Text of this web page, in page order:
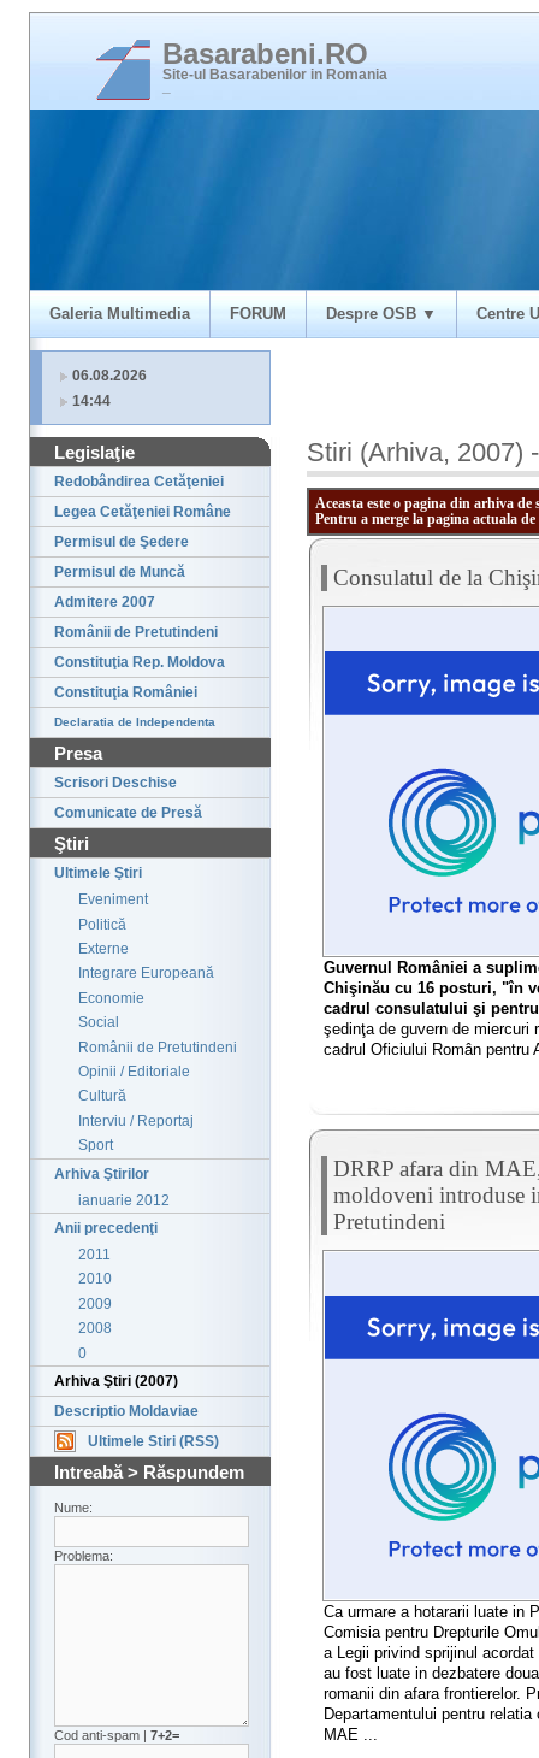
Basarabeni.RO
Site-ul Basarabenilor in Romania
Galeria Multimedia FORUM Despre OSB ▼ Centre
06.08.2026
14:44
Legislaţie
Redobândirea Cetăţeniei
Legea Cetăţeniei Române
Permisul de Şedere
Permisul de Muncă
Admitere 2007
Românii de Pretutindeni
Constituţia Rep. Moldova
Constituţia României
Declaratia de Independenta
Presa
Scrisori Deschise
Comunicate de Presă
Ştiri
Ultimele Ştiri
Eveniment
Politică
Externe
Integrare Europeană
Economie
Social
Românii de Pretutindeni
Opinii / Editoriale
Cultură
Interviu / Reportaj
Sport
Arhiva Ştirilor
ianuarie 2012
Anii precedenţi
2011
2010
2009
2008
0
Arhiva Ştiri (2007)
Descriptio Moldaviae
Ultimele Stiri (RSS)
Intreabă > Răspundem
Nume:
Problema:
Cod anti-spam | 7+2=
Stiri (Arhiva, 2007)
Aceasta este o pagina din arhiva
Pentru a merge la pagina actuala
Consulatul de la
Guvernul României a
Chişinău cu 16 posturi, "în
cadrul consulatului şi
şedinţa de guvern de miercuri
cadrul Oficiului Român pentru
DRRP afara din
moldoveni introduse
Pretutindeni
Ca urmare a hotararii luate in
Comisia pentru Drepturile
a Legii privind sprijinul
au fost luate in dezbatere
romanii din afara frontierelor.
Departamentului pentru
MAE ...